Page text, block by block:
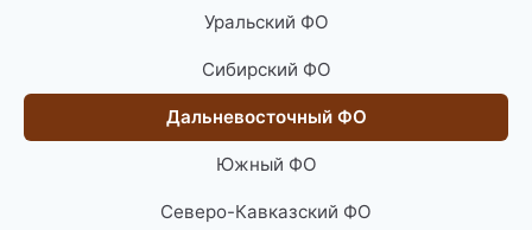
Уральский ФО
Сибирский ФО
Дальневосточный ФО
Южный ФО
Северо-Кавказский ФО